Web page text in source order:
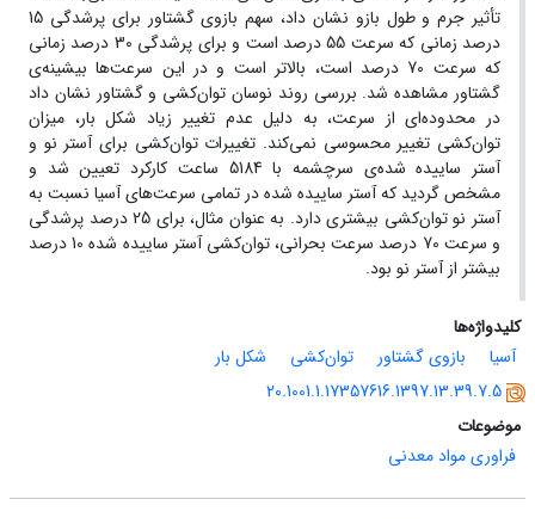
تأثیر جرم و طول بازو نشان داد، سهم بازوی گشتاور برای پرشدگی 15
درصد زمانی که سرعت 55 درصد است و برای پرشدگی 30 درصد زمانی
که سرعت 70 درصد است، بالاتر است و در این سرعت‌ها بیشینه‌ی
گشتاور مشاهده شد. بررسی روند نوسان توان‌کشی و گشتاور نشان داد
در محدوده‌ای از سرعت، به دلیل عدم تغییر زیاد شکل بار، میزان
توان‌کشی تغییر محسوسی نمی‌کند. تغییرات توان‌کشی برای آستر نو و
آستر ساییده شده‌ی سرچشمه با 5184 ساعت کارکرد تعیین شد و
مشخص گردید که آستر ساییده شده در تمامی سرعت‌های آسیا نسبت به
آستر نو توان‌کشی بیشتری دارد. به عنوان مثال، برای 25 درصد پرشدگی
و سرعت 70 درصد سرعت بحرانی، توان‌کشی آستر ساییده شده 10 درصد
بیشتر از آستر نو بود.
کلیدواژه‌ها
آسیا
بازوی گشتاور توان‌کشی
شکل بار
20.1001.1.17357616.1397.13.39.7.5
موضوعات
فراوری مواد معدنی